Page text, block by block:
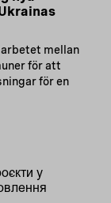
mellan
för att
för en
у